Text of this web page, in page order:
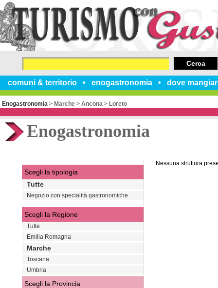
comuni & territorio enogastronomia dove
Cerca
Enogastronomia > Marche > Ancona > Loreto
Enogastronomia
Nessuna struttura
Scegli la tipologia
Tutte
Negozio con specialità gastronomiche
Scegli la Regione
Tutte
Emilia Romagna
Marche
Toscana
Umbria
Scegli la Provincia